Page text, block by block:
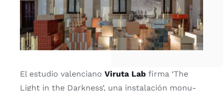
El estu­dio valen­ciano Viru­ta Lab fir­ma ‘The
Light in the Dark­ness’, una ins­ta­la­ción monu­